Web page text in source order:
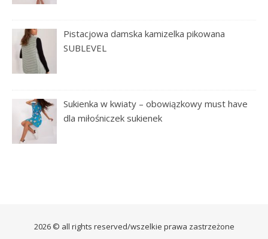
Pistacjowa damska kamizelka pikowana
SUBLEVEL
Sukienka w kwiaty – obowiązkowy must have
dla miłośniczek sukienek
2026 © all rights reserved/wszelkie prawa zastrzeżone